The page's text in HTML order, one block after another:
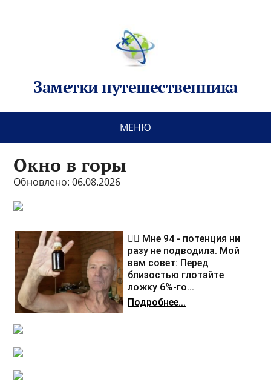
Заметки путешественника
МЕНЮ
Окно в горы
Обновлено: 06.08.2026
❤️‍🔥 Мне 94 - потенция ни
разу не подводила. Мой
вам совет: Перед
близостью глотайте
ложку 6%-го...
Подробнее...